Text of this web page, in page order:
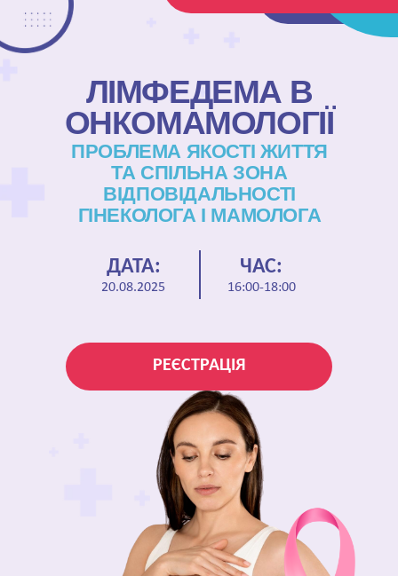
ДАТА: ЧАС:
20.08.2025 16:00-18:00
ЛІМФЕДЕМА В
ОНКОМАМОЛОГІЇ
ПРОБЛЕМА ЯКОСТІ ЖИТТЯ
ТА СПІЛЬНА ЗОНА
ВІДПОВІДАЛЬНОСТІ
ГІНЕКОЛОГА І МАМОЛОГА
РЕЄСТРАЦІЯ